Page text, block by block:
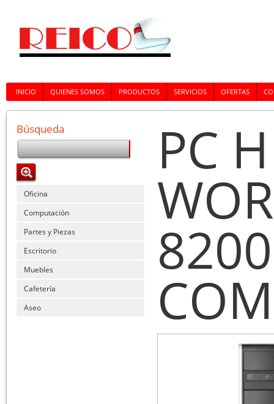
INICIO QUIENES SOMOS PRODUCTOS SERVICIOS OFERTAS
Búsqueda
Oficina
Computación
Partes y Piezas
Escritorio
Muebles
Cafetería
Aseo
PC